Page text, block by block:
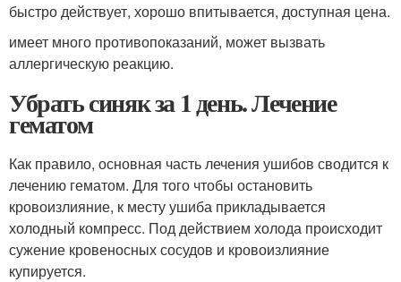
быстро действует, хорошо впитывается, доступная цена.
имеет много противопоказаний, может вызвать
аллергическую реакцию.
Убрать синяк за 1 день. Лечение
гематом
Как правило, основная часть лечения ушибов сводится к
лечению гематом. Для того чтобы остановить
кровоизлияние, к месту ушиба прикладывается
холодный компресс. Под действием холода происходит
сужение кровеносных сосудов и кровоизлияние
купируется.